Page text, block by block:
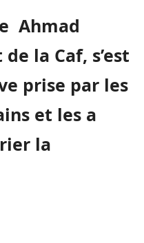
Ahmad
de la Caf, s’est
prise par les
et les a
la